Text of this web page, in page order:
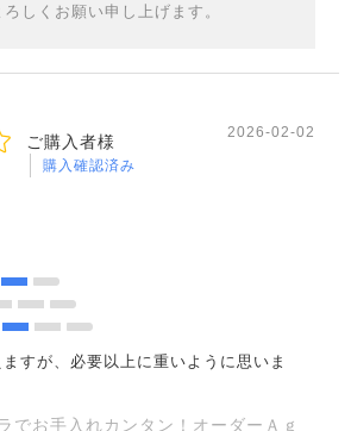
しくお願い申し上げます。
ご購入者様
購入確認済み
2026-02-02
すが、必要以上に重いように思いま
でお手入れカンタン！オーダーＡｇ